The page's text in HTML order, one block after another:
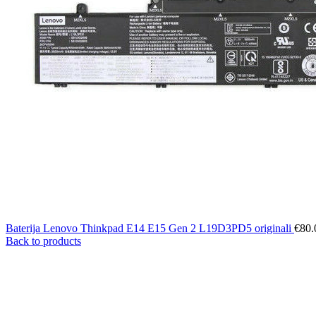
Baterija Lenovo Thinkpad E14 E15 Gen 2 L19D3PD5 originali €
Back to products